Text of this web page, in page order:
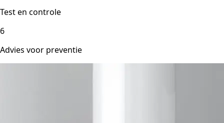
Test en controle
6
Advies voor preventie